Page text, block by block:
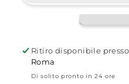
Ritiro disponibile
Roma
Di solito pronto in 24 ore